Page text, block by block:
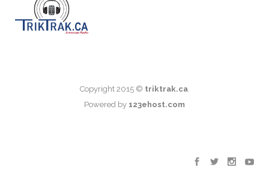
Copyright 2015 © triktrak.ca.
Powered by 123ehost.com